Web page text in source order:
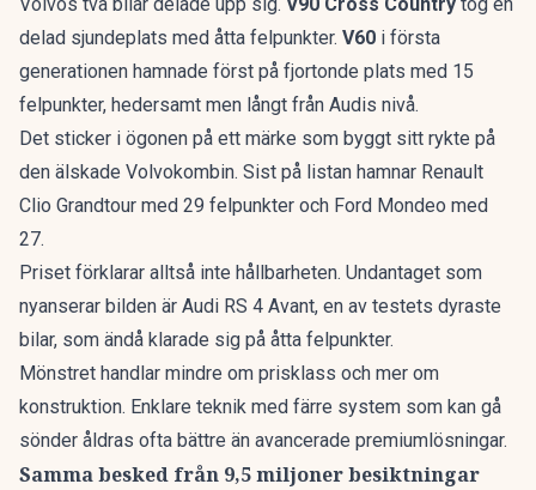
delad sjundeplats med åtta felpunkter. V60 i första
generationen hamnade först på fjortonde plats med 15
felpunkter, hedersamt men långt från Audis nivå.
Det sticker i ögonen på ett märke som byggt sitt rykte på
den älskade Volvokombin. Sist på listan hamnar Renault
Clio Grandtour med 29 felpunkter och Ford Mondeo med
27.
Priset förklarar alltså inte hållbarheten. Undantaget som
nyanserar bilden är Audi RS 4 Avant, en av testets dyraste
bilar, som ändå klarade sig på åtta felpunkter.
Mönstret handlar mindre om prisklass och mer om
konstruktion. Enklare teknik med färre system som kan gå
sönder åldras ofta bättre än avancerade premiumlösningar.
Samma besked från 9,5 miljoner besiktningar